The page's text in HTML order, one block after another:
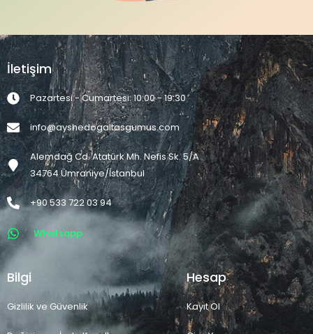
İletişim
Pazartesi - Cumartesi: 10:00 - 19:30
info@ayshedogaltasgumus.com
Alemdağ Cd. Atatürk Mh. Nefis Sk. 5/A
34764 Ümraniye/İstanbul
+90 533 722 03 94
Whatsapp
Bilgi
Gizlilik ve Güvenlik
Hesap
Kayıt Ol